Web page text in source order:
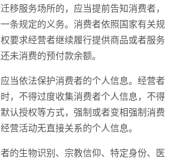
移服务场所的，应当提前告知消费者，
条规定的义务。消费者依照国家有关规
要求经营者继续履行提供商品或者服务
未消费的预付款余额。
当依法保护消费者的个人信息。经营者
，不得过度收集消费者个人信息，不得
认授权等方式，强制或者变相强制消费
营活动无直接关系的个人信息。
的生物识别、宗教信仰、特定身份、医